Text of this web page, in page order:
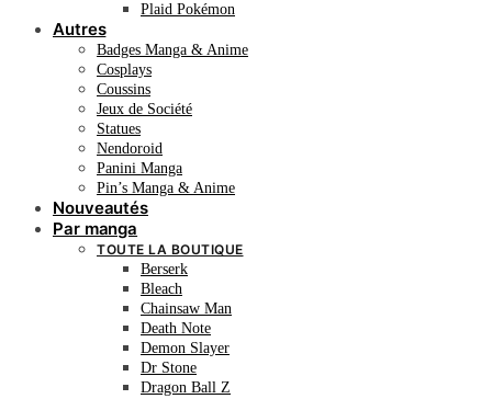
Plaid Pokémon
Autres
Badges Manga & Anime
Cosplays
Coussins
Jeux de Société
Statues
Nendoroid
Panini Manga
Pin’s Manga & Anime
Nouveautés
Par manga
TOUTE LA BOUTIQUE
Berserk
Bleach
Chainsaw Man
Death Note
Demon Slayer
Dr Stone
Dragon Ball Z